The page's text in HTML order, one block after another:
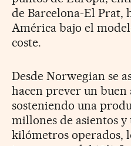
de Barcelona-El Prat,
América bajo el
coste.
Desde Norwegian se
hacen prever un buen
sosteniendo una
millones de asientos
kilómetros operados,